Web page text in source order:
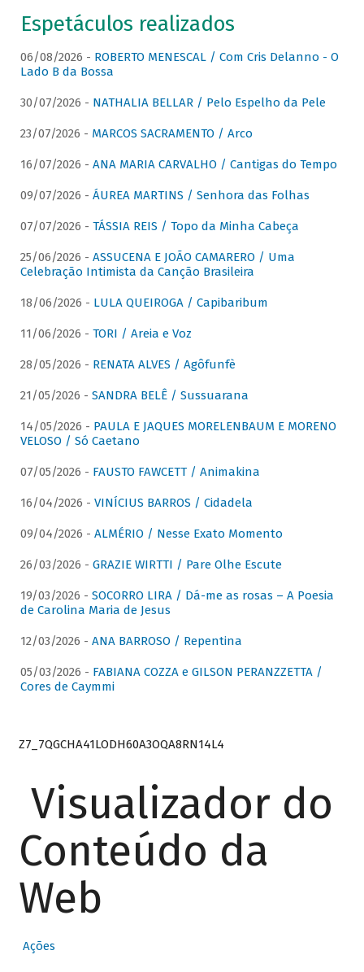
Espetáculos realizados
06/08/2026 - ROBERTO MENESCAL / Com Cris Delanno - O
Lado B da Bossa
30/07/2026 - NATHALIA BELLAR / Pelo Espelho da Pele
23/07/2026 - MARCOS SACRAMENTO / Arco
16/07/2026 - ANA MARIA CARVALHO / Cantigas do Tempo
09/07/2026 - ÁUREA MARTINS / Senhora das Folhas
07/07/2026 - TÁSSIA REIS / Topo da Minha Cabeça
25/06/2026 - ASSUCENA E JOÃO CAMARERO / Uma
Celebração Intimista da Canção Brasileira
18/06/2026 - LULA QUEIROGA / Capibaribum
11/06/2026 - TORI / Areia e Voz
28/05/2026 - RENATA ALVES / Agôfunfè
21/05/2026 - SANDRA BELÊ / Sussuarana
14/05/2026 - PAULA E JAQUES MORELENBAUM E MORENO
VELOSO / Só Caetano
07/05/2026 - FAUSTO FAWCETT / Animakina
16/04/2026 - VINÍCIUS BARROS / Cidadela
09/04/2026 - ALMÉRIO / Nesse Exato Momento
26/03/2026 - GRAZIE WIRTTI / Pare Olhe Escute
19/03/2026 - SOCORRO LIRA / Dá-me as rosas – A Poesia
de Carolina Maria de Jesus
12/03/2026 - ANA BARROSO / Repentina
05/03/2026 - FABIANA COZZA e GILSON PERANZZETTA /
Cores de Caymmi
Z7_7QGCHA41LODH60A3OQA8RN14L4
Visualizador do
Conteúdo da
Web
Ações